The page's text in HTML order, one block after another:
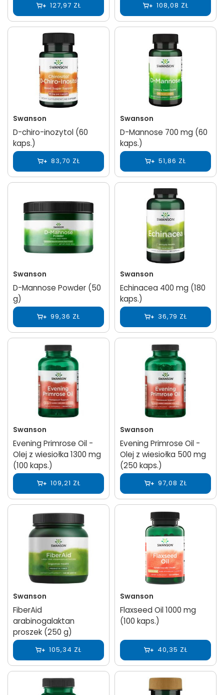
127,97 ZŁ 108,08 ZŁ
Swanson
D-chiro-inozytol (60
kaps.)
83,70 ZŁ
Swanson
D-Mannose 700 mg (60
kaps.)
51,86 ZŁ
Swanson
D-Mannose Powder (50
g)
99,36 ZŁ
Swanson
Echinacea 400 mg (180
kaps.)
36,79 ZŁ
Swanson
Evening Primrose Oil -
Olej z wiesiołka 1300 mg
(100 kaps.)
109,21 ZŁ
Swanson
Evening Primrose Oil -
Olej z wiesiołka 500 mg
(250 kaps.)
97,08 ZŁ
Swanson
FiberAid
arabinogalaktan
proszek (250 g)
105,34 ZŁ
Swanson
Flaxseed Oil 1000 mg
(100 kaps.)
40,35 ZŁ